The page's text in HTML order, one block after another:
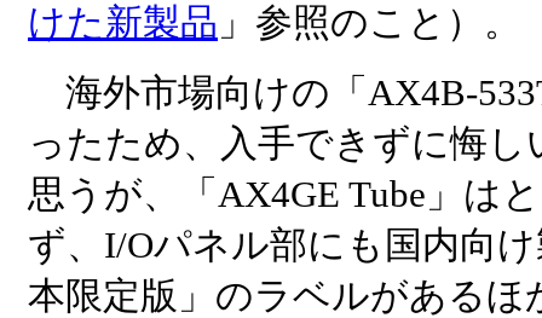
けた新製品 」参照のこと）。
海外市場向けの「AX4B-
ったため、入手できずに悔
思うが、「AX4GE Tube」は
ず、I/Oパネル部にも国内向
本限定版」のラベルがある